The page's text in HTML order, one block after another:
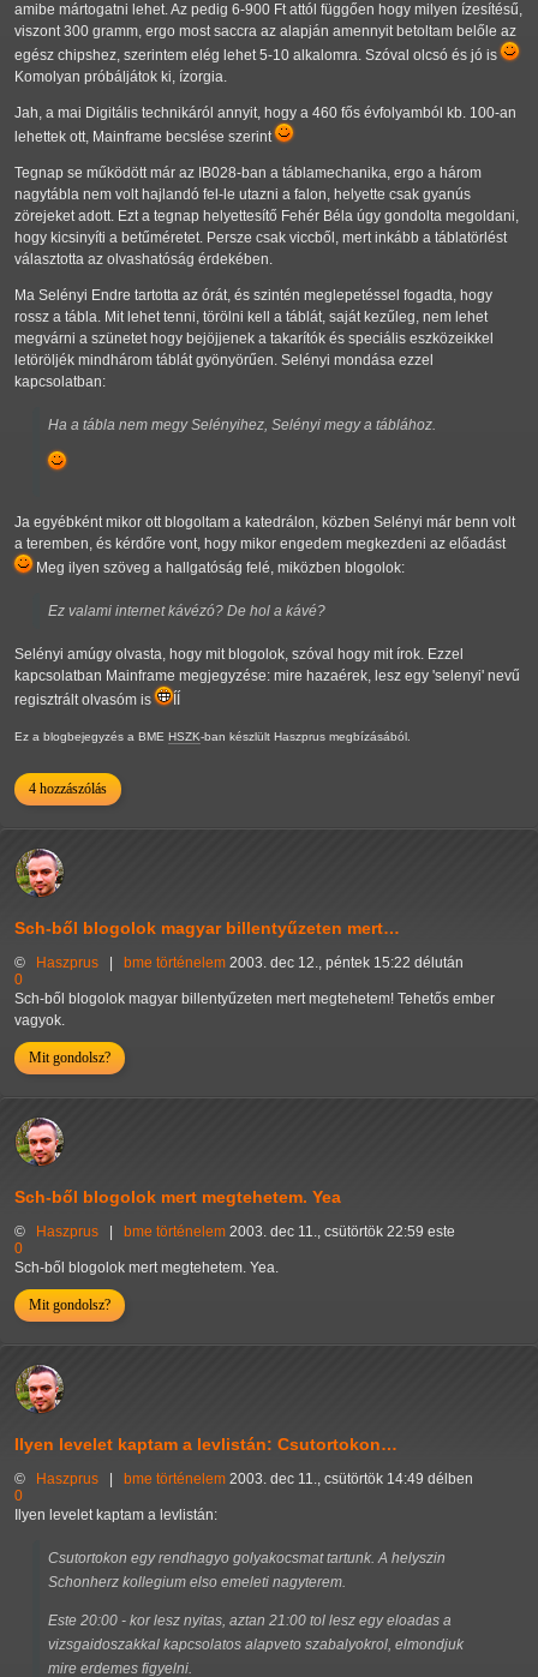
amibe mártogatni lehet. Az pedig 6-900 Ft attól függően hogy milyen ízesítésű,
viszont 300 gramm, ergo most saccra az alapján amennyit betoltam belőle az
egész chipshez, szerintem elég lehet 5-10 alkalomra. Szóval olcsó és jó is
Komolyan próbáljátok ki, ízorgia.
Jah, a mai Digitális technikáról annyit, hogy a 460 fős évfolyamból kb. 100-an
lehettek ott, Mainframe becslése szerint
Tegnap se működött már az IB028-ban a táblamechanika, ergo a három
nagytábla nem volt hajlandó fel-le utazni a falon, helyette csak gyanús
zörejeket adott. Ezt a tegnap helyettesítő Fehér Béla úgy gondolta megoldani,
hogy kicsinyíti a betűméretet. Persze csak viccből, mert inkább a táblatörlést
választotta az olvashatóság érdekében.
Ma Selényi Endre tartotta az órát, és szintén meglepetéssel fogadta, hogy
rossz a tábla. Mit lehet tenni, törölni kell a táblát, saját kezűleg, nem lehet
megvárni a szünetet hogy bejöjjenek a takarítók és speciális eszközeikkel
letöröljék mindhárom táblát gyönyörűen. Selényi mondása ezzel
kapcsolatban:
Ha a tábla nem megy Selényihez, Selényi megy a táblához.
Ja egyébként mikor ott blogoltam a katedrálon, közben Selényi már benn volt
a teremben, és kérdőre vont, hogy mikor engedem megkezdeni az előadást
Meg ilyen szöveg a hallgatóság felé, miközben blogolok:
Ez valami internet kávézó? De hol a kávé?
Selényi amúgy olvasta, hogy mit blogolok, szóval hogy mit írok. Ezzel
kapcsolatban Mainframe megjegyzése: mire hazaérek, lesz egy 'selenyi' nevű
regisztrált olvasóm is
ÍÍ
Ez a blogbejegyzés a BME HSZK-ban készlült Haszprus megbízásából.
4 hozzászólás
Sch-ből blogolok magyar billentyűzeten mert…
© Haszprus bme történelem 2003. dec 12., péntek 15:22 délután
0
Sch-ből blogolok magyar billentyűzeten mert megtehetem! Tehetős ember
vagyok.
Mit gondolsz?
Sch-ből blogolok mert megtehetem. Yea
© Haszprus bme történelem 2003. dec 11., csütörtök 22:59 este
0
Sch-ből blogolok mert megtehetem. Yea.
Mit gondolsz?
Ilyen levelet kaptam a levlistán: Csutortokon…
© Haszprus bme történelem 2003. dec 11., csütörtök 14:49 délben
0
Ilyen levelet kaptam a levlistán:
Csutortokon egy rendhagyo golyakocsmat tartunk. A helyszin
Schonherz kollegium elso emeleti nagyterem.
Este 20:00 - kor lesz nyitas, aztan 21:00 tol lesz egy eloadas a
vizsgaidoszakkal kapcsolatos alapveto szabalyokrol, elmondjuk
mire erdemes figyelni.